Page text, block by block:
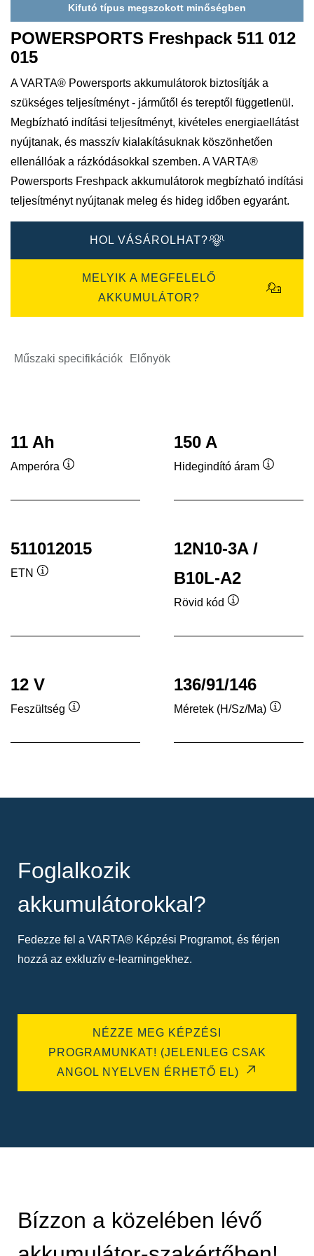
Kifutó típus megszokott minőségben
POWERSPORTS Freshpack 511 012
015
A VARTA® Powersports akkumulátorok biztosítják a
szükséges teljesítményt - járműtől és tereptől függetlenül.
Megbízható indítási teljesítményt, kivételes energiaellátást
nyújtanak, és masszív kialakításuknak köszönhetően
ellenállóak a rázkódásokkal szemben. A VARTA®
Powersports Freshpack akkumulátorok megbízható indítási
teljesítményt nyújtanak meleg és hideg időben egyaránt.
HOL VÁSÁROLHAT?
MELYIK A MEGFELELŐ
AKKUMULÁTOR?
Műszaki specifikációk Előnyök
11 Ah
Amperóra
150 A
Hidegindító áram
511012015
ETN
12N10-3A /
B10L-A2
Rövid kód
12 V
Feszültség
136/91/146
Méretek (H/Sz/Ma)
Foglalkozik
akkumulátorokkal?
Fedezze fel a VARTA® Képzési Programot, és férjen
hozzá az exkluzív e-learningekhez.
NÉZZE MEG KÉPZÉSI
PROGRAMUNKAT! (JELENLEG CSAK
ANGOL NYELVEN ÉRHETŐ EL)
Bízzon a közelében lévő